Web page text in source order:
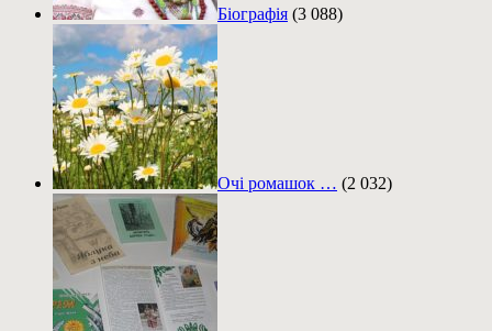
Біографія (3 088)
Очі ромашок … (2 032)